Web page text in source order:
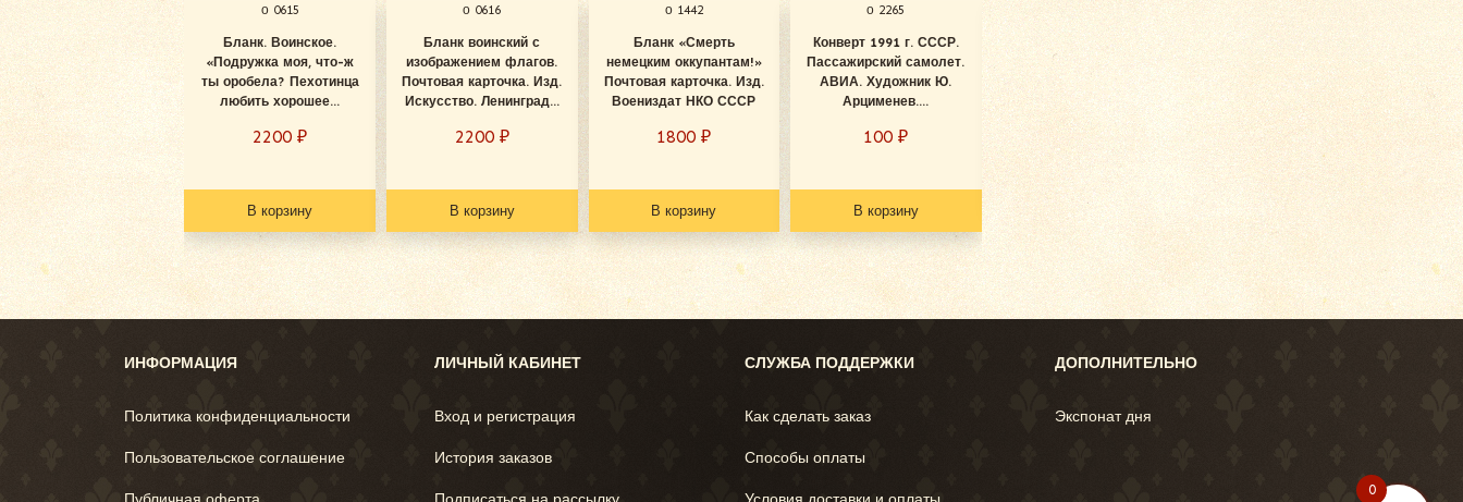
о 0615
Бланк. Воинское.
«Подружка моя, что-ж
ты оробела? Пехотинца
любить хорошее...
2200₽
В корзину
о 0616
Бланк воинский с
изображением флагов.
Почтовая карточка. Изд.
Искусство. Ленинград...
2200 ₽
В корзину
о 1442
Бланк «Смерть
немецким оккупантам!»
Почтовая карточка. Изд.
Воениздат НКО СССР
1800₽
В корзину
о 2265
Конверт 1991 г. СССР.
Пассажирский самолет.
АВИА. Художник Ю.
Арцименев....
100₽
В корзину
о 3619
Конверт с письмом от
матери сыну во
Владивосток от 1...
Цена по запросу
Подробнее
ИНФОРМАЦИЯ
Политика конфиденциальности
Пользовательское соглашение
ЛИЧНЫЙ КАБИНЕТ
Вход и регистрация
История заказов
СЛУЖБА ПОДДЕРЖКИ
Как сделать заказ
Способы оплаты
ДОПОЛНИТЕЛЬНО
Экспонат дня
0